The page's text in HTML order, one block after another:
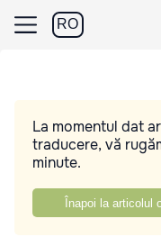
RO
La momentul dat
traducere, vă
minute.
Înapoi la articolul